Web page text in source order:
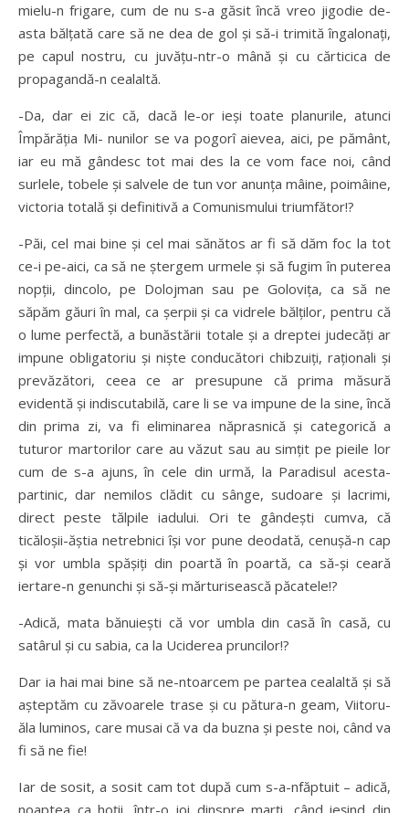
mielu-n frigare, cum de nu s-a găsit încă vreo jigodie de-
asta bălţată care să ne dea de gol şi să-i trimită îngalonaţi,
pe capul nostru, cu juvăţu-ntr-o mână şi cu cărticica de
propagandă-n cealaltă.
-Da, dar ei zic că, dacă le-or ieşi toate planurile, atunci
Împărăţia Mi- nunilor se va pogorî aievea, aici, pe pământ,
iar eu mă gândesc tot mai des la ce vom face noi, când
surlele, tobele şi salvele de tun vor anunţa mâine, poimâine,
victoria totală şi definitivă a Comunismului triumfător!?
-Păi, cel mai bine şi cel mai sănătos ar fi să dăm foc la tot
ce-i pe-aici, ca să ne ştergem urmele şi să fugim în puterea
nopţii, dincolo, pe Dolojman sau pe Goloviţa, ca să ne
săpăm găuri în mal, ca şerpii şi ca vidrele bălţilor, pentru că
o lume perfectă, a bunăstării totale şi a dreptei judecăţi ar
impune obligatoriu şi nişte conducători chibzuiţi, raţionali şi
prevăzători, ceea ce ar presupune că prima măsură
evidentă şi indiscutabilă, care li se va impune de la sine, încă
din prima zi, va fi eliminarea năprasnică şi categorică a
tuturor martorilor care au văzut sau au simţit pe pieile lor
cum de s-a ajuns, în cele din urmă, la Paradisul acesta-
partinic, dar nemilos clădit cu sânge, sudoare şi lacrimi,
direct peste tălpile iadului. Ori te gândeşti cumva, că
ticăloşii-ăştia netrebnici îşi vor pune deodată, cenuşă-n cap
şi vor umbla spăşiţi din poartă în poartă, ca să-şi ceară
iertare-n genunchi şi să-şi mărturisească păcatele!?
-Adică, mata bănuieşti că vor umbla din casă în casă, cu
satârul şi cu sabia, ca la Uciderea pruncilor!?
Dar ia hai mai bine să ne-ntoarcem pe partea cealaltă şi să
aşteptăm cu zăvoarele trase şi cu pătura-n geam, Viitoru-
ăla luminos, care musai că va da buzna şi peste noi, când va
fi să ne fie!
Iar de sosit, a sosit cam tot după cum s-a-nfăptuit – adică,
noaptea ca hoţii, într-o joi dinspre marţi, când ieşind din